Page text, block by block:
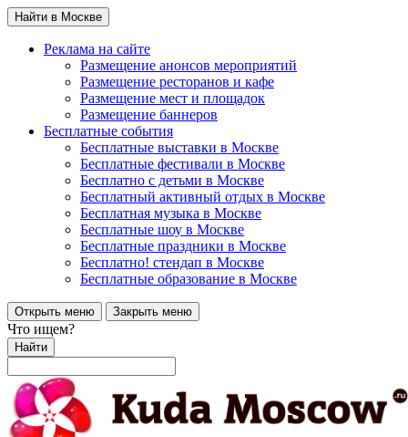
Найти в Москве
Реклама на сайте
Размещение анонсов мероприятий
Размещение ресторанов и кафе
Размещение мест и площадок
Размещение баннеров
Бесплатные события
Бесплатные выставки в Москве
Бесплатные фестивали в Москве
Бесплатно с детьми в Москве
Бесплатный активный отдых в Москве
Бесплатная музыка в Москве
Бесплатные шоу в Москве
Бесплатные праздники в Москве
Бесплатно! стендап в Москве
Бесплатные образование в Москве
Открыть меню Закрыть меню
Что ищем?
Найти